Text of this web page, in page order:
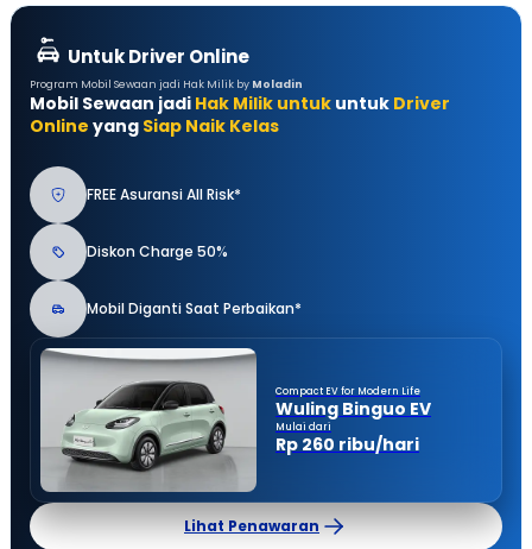
Untuk Driver Online
Program Mobil Sewaan jadi Hak Milik by Moladin
Mobil Sewaan jadi Hak Milik untuk untuk Driver
Online yang Siap Naik Kelas
FREE Asuransi All Risk*
Diskon Charge 50%
Mobil Diganti Saat Perbaikan*
Compact EV for Modern Life
Wuling Binguo EV
Mulai dari
Rp 260 ribu/hari
Lihat Penawaran